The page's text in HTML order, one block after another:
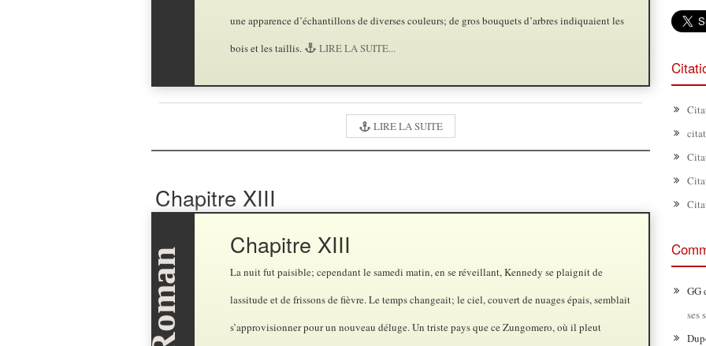
une apparence d’échantillons de diverses couleurs; de gros bouquets d’arbres indiquaient les
bois et les taillis.
LIRE LA SUITE...
LIRE LA SUITE
Chapitre XIII
Chapitre XIII
La nuit fut paisible; cependant le samedi matin, en se réveillant, Kennedy se plaignit de
lassitude et de frissons de fièvre. Le temps changeait; le ciel, couvert de nuages épais, semblait
s’approvisionner pour un nouveau déluge. Un triste pays que ce Zungomero, où il pleut
GG
ses